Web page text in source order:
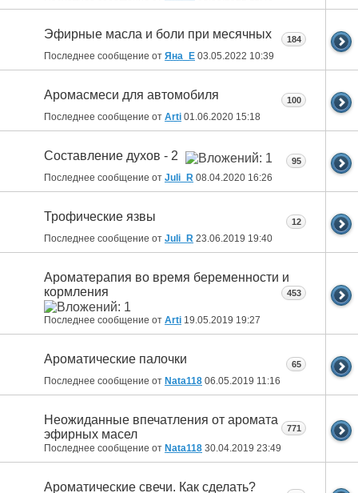
Эфирные масла и боли при месячных
Последнее сообщение от Яна_Е 03.05.2022 10:39
184
Аромасмеси для автомобиля
Последнее сообщение от Arti 01.06.2020 15:18
100
Составление духов - 2
Последнее сообщение от Juli_R 08.04.2020 16:26
95
Трофические язвы
Последнее сообщение от Juli_R 23.06.2019 19:40
12
Ароматерапия во время беременности и
кормления
Последнее сообщение от Arti 19.05.2019 19:27
453
Ароматические палочки
Последнее сообщение от Nata118 06.05.2019 11:16
65
Неожиданные впечатления от аромата
эфирных масел
Последнее сообщение от Nata118 30.04.2019 23:49
771
Ароматические свечи. Как сделать?